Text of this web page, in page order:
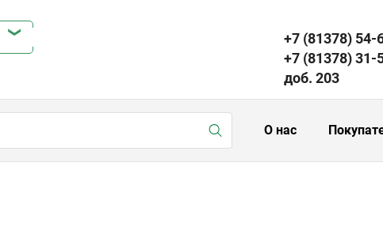
+7 (81378) 54-
+7 (81378) 31-
доб. 203
О нас